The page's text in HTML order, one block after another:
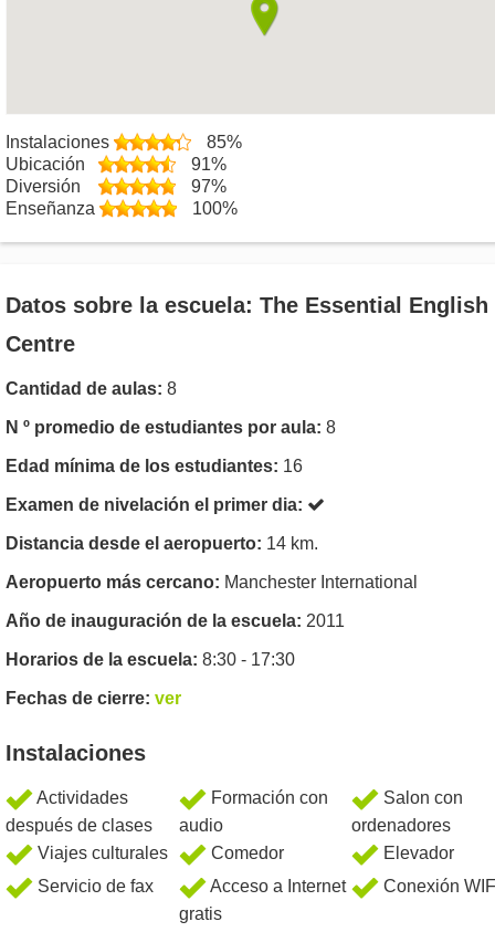
Instalaciones
85%
Ubicación
91%
Diversión
97%
Enseñanza
100%
Datos sobre la escuela: The Essential English
Centre
Cantidad de aulas: 8
N º promedio de estudiantes por aula: 8
Edad mínima de los estudiantes: 16
Examen de nivelación el primer dia:
Distancia desde el aeropuerto: 14 km.
Aeropuerto más cercano: Manchester International
Año de inauguración de la escuela: 2011
Horarios de la escuela: 8:30 - 17:30
Fechas de cierre: ver
Instalaciones
Actividades
después de clases
Formación con
audio
Salon con
ordenadores
Viajes culturales
Comedor
Elevador
Servicio de fax
Acceso a Internet
gratis
Conexión